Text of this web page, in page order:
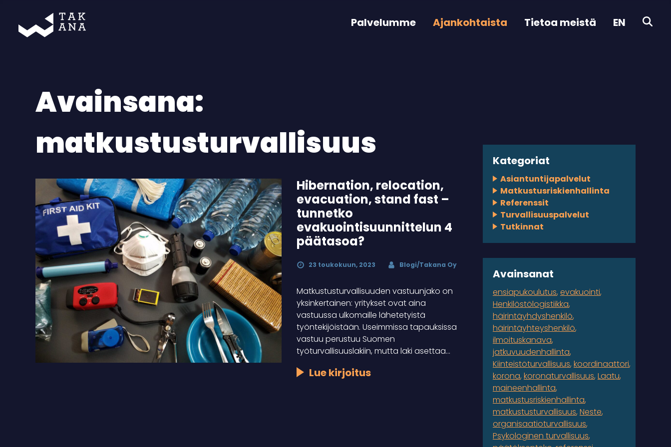
Palvelumme Ajankohtaista Tietoa meistä EN
Avainsana:
matkustusturvallisuus
Hibernation, relocation,
evacuation, stand fast –
tunnetko
evakuointisuunnittelun 4
päätasoa?
23 toukokuun, 2023 Blogi/Takana Oy
Matkustusturvallisuuden vastuunjako on
yksinkertainen: yritykset ovat aina
vastuussa ulkomaille lähetetyistä
työntekijöistään. Useimmissa tapauksissa
vastuu perustuu Suomen
työturvallisuuslakiin, mutta laki asettaa…
Lue kirjoitus
Kategoriat
Asiantuntijapalvelut
Matkustusriskienhallinta
Referenssit
Turvallisuuspalvelut
Tutkinnat
Avainsanat
ensiapukoulutus evakuointi
Henkilöstölogistiikka
häirintäyhdyshenkilö
häirintäyhteyshenkilö
ilmoituskanava
jatkuvuudenhallinta
Kiinteistöturvallisuus koordinaattori
korona koronaturvallisuus Laatu
maineenhallinta
matkustusriskienhallinta
matkustusturvallisuus Neste
organisaatioturvallisuus
Psykologinen turvallisuus